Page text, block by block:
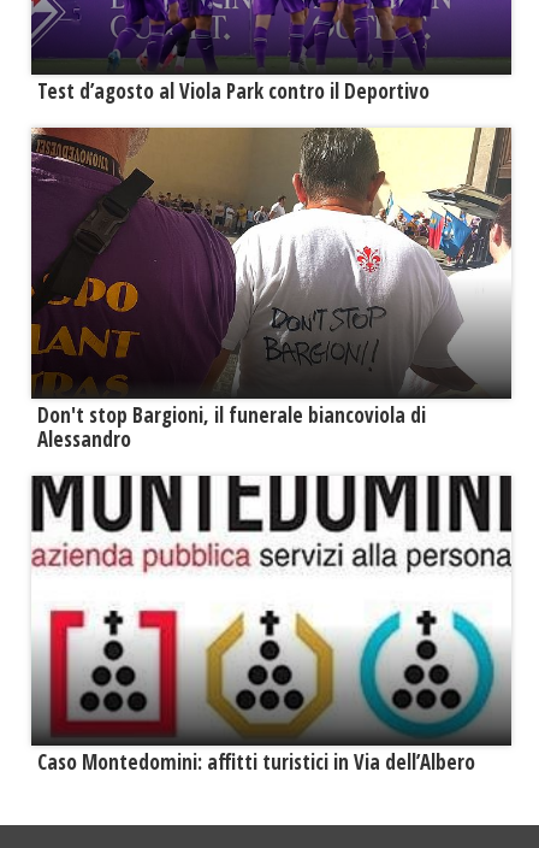
Test d’agosto al Viola Park contro il Deportivo
Don't stop Bargioni, il funerale biancoviola di
Alessandro
Caso Montedomini: affitti turistici in Via dell’Albero